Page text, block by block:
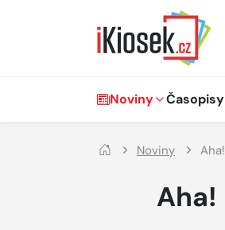
Hlavní navigace
Noviny Časopisy
Noviny Aha!
Aha!